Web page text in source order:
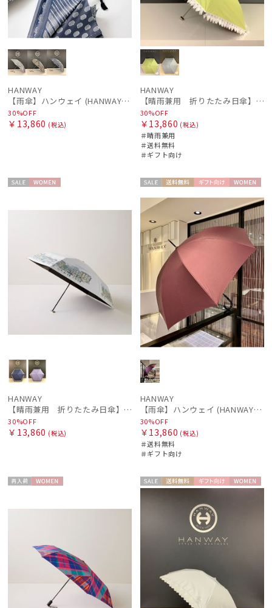
販売状況
HANWAY
【雨傘】ハンウェイ (HANWAY) Pカットジャカード Dot & Stripe mix CJ ドット・アンド・ストライプ・シー・ジェー ショート長傘 日本製
30%OFF
￥13,860 (税込)
HANWAY
【晴雨兼用 折りたたみ日傘】ハンウェイ（ＨＡＮＷＡＹ）Emma（エマ）
30%OFF
￥13,860 (税込)
＃晴雨兼用
＃送料無料
＃ギフト向け
HANWAY
【晴雨兼用 折りたたみ日傘】ハンウェイ（ＨＡＮＷＡＹ）HW street（ハンウェイ・ストリート）
30%OFF
￥13,860 (税込)
ル
N
HANWAY
【雨傘】ハンウェイ (HANWAY) 日本製
30%OFF
￥13,860 (税込)
＃送料無料
＃ギフト向け
セー 送料無 ギフト
向け
WOME